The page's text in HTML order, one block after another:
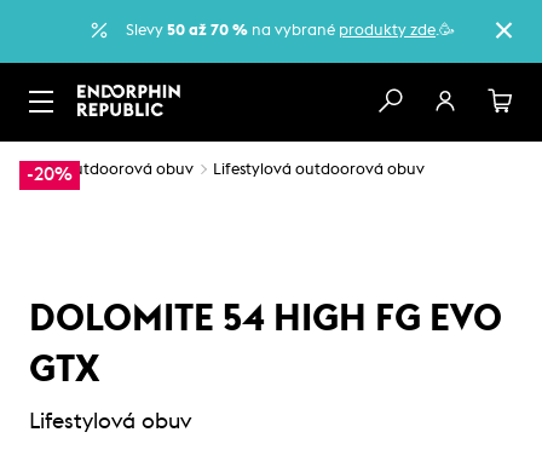
Slevy 50 až 70 % na vybrané produkty zde.🥳
-20%
… Outdoorová obuv Lifestylová outdoorová obuv
DOLOMITE 54 HIGH FG EVO
GTX
Lifestylová obuv